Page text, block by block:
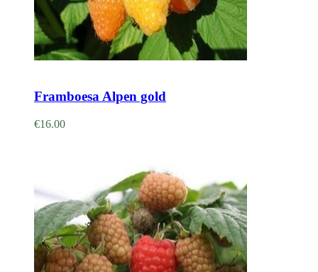
Framboesa Alpen gold
€16.00